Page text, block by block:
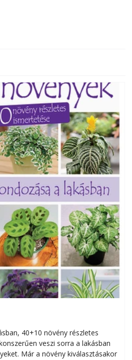
40+10 növény részletes
veszi sorra a lakásban
Már a növény kiválasztásakor